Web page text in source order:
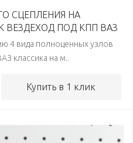
СЦЕПЛЕНИЯ НА
ПОД КПП ВАЗ
4 вида полноценных узлов
классика на м..
Купить в 1 клик